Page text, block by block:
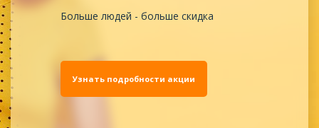
Больше людей - больше скидка
Узнать подробности акции